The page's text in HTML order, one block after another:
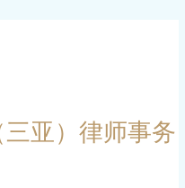
亚）律师事务